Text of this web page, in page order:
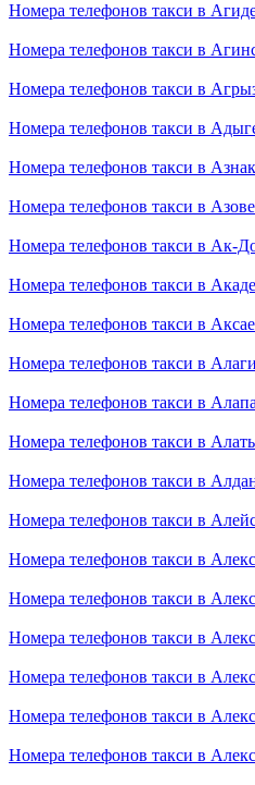
Номера телефонов такси в
Номера телефонов такси в
Номера телефонов такси в
Номера телефонов такси в
Номера телефонов такси в
Номера телефонов такси в Азове
Номера телефонов такси в Ак-
Номера телефонов такси в
Номера телефонов такси в Аксае
Номера телефонов такси в
Номера телефонов такси в
Номера телефонов такси в
Номера телефонов такси в
Номера телефонов такси в
Номера телефонов такси в
Номера телефонов такси в
Номера телефонов такси в
Номера телефонов такси в
Номера телефонов такси в
Номера телефонов такси в